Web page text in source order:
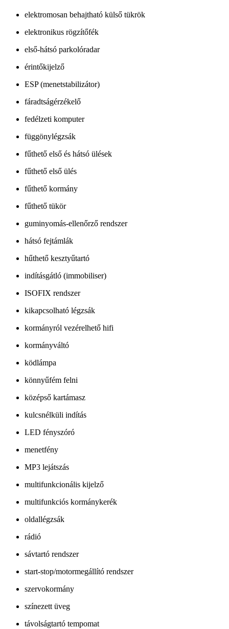
elektromosan behajtható külső tükrök
elektronikus rögzítőfék
első-hátsó parkolóradar
érintőkijelző
ESP (menetstabilizátor)
fáradtságérzékelő
fedélzeti komputer
függönylégzsák
fűthető első és hátsó ülések
fűthető első ülés
fűthető kormány
fűthető tükör
guminyomás-ellenőrző rendszer
hátsó fejtámlák
hűthető kesztyűtartó
indításgátló (immobiliser)
ISOFIX rendszer
kikapcsolható légzsák
kormányról vezérelhető hifi
kormányváltó
ködlámpa
könnyűfém felni
középső kartámasz
kulcsnélküli indítás
LED fényszóró
menetfény
MP3 lejátszás
multifunkcionális kijelző
multifunkciós kormánykerék
oldallégzsák
rádió
sávtartó rendszer
start-stop/motormegállító rendszer
szervokormány
színezett üveg
távolságtartó tempomat